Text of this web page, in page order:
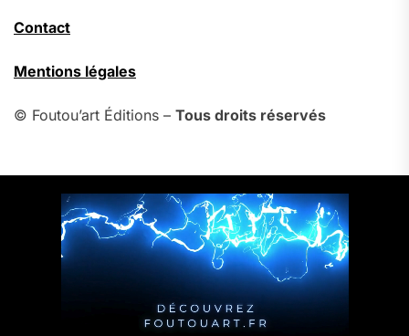
Contact
Mentions légales
© Foutou’art Éditions – Tous droits réservés